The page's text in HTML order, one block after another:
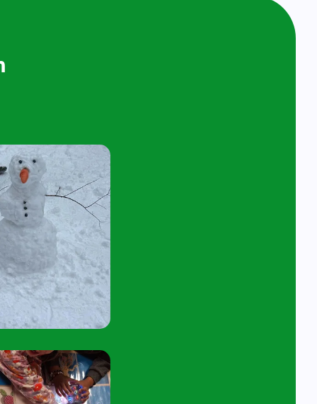
bij ons op
4 jaar en hun ouder/verzorger zijn van
kijk- en speelochtend op woensdag 10
tot 10:15 uur.
een e-mail aan